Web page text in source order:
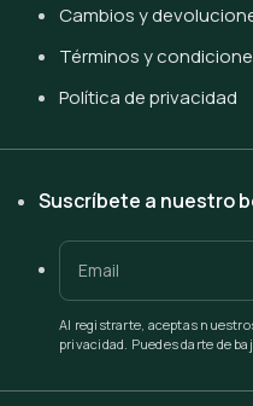
Cambios y
Términos y
Política de privacidad
Suscríbete a nuestro
Al registrarte, aceptas
privacidad. Puedes darte de